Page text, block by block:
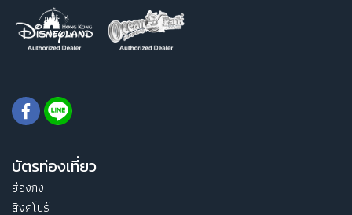
บัตรท่องเที่ยว
ฮ่องกง
สิงคโปร์